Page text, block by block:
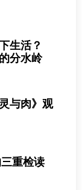
生活？
分水岭
与肉》观
重检读